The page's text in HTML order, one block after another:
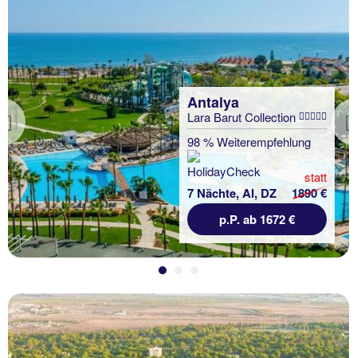
Previous
Antalya
Lara Barut Collection
98 % Weiterempfehlung
7 Nächte, AI, DZ
statt
1890 €
p.P. ab 1672 €